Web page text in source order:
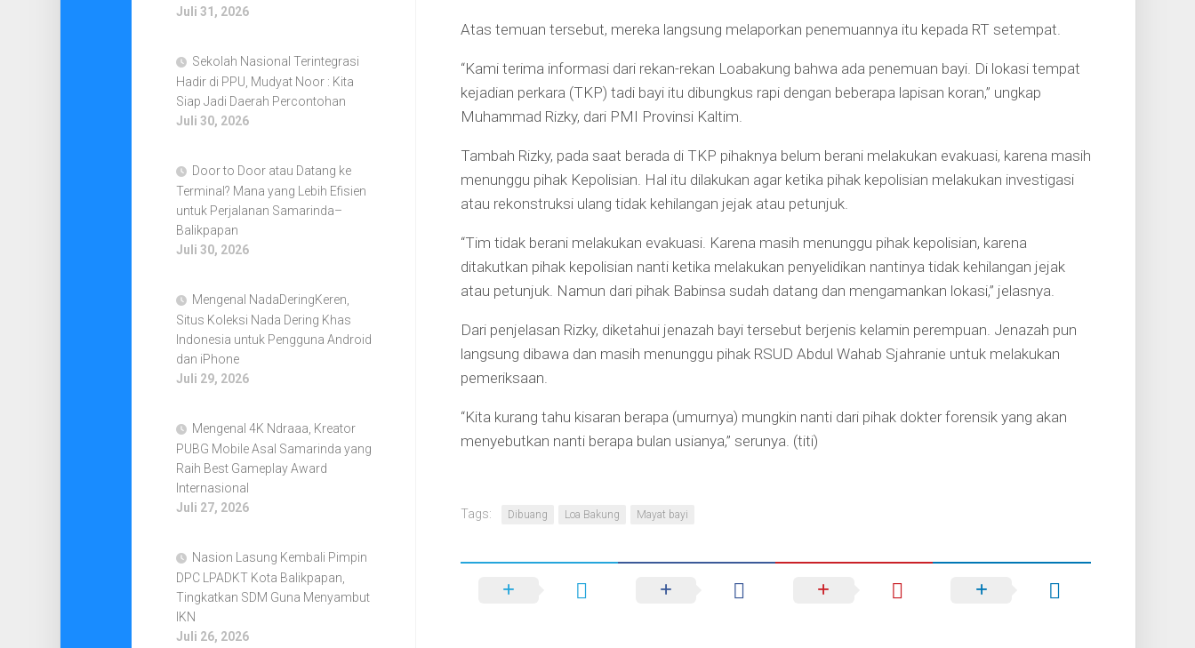
Atas temuan tersebut, mereka langsung melaporkan penemuannya itu kepada RT setempat.
“Kami terima informasi dari rekan-rekan Loabakung bahwa ada penemuan bayi. Di lokasi tempat
kejadian perkara (TKP) tadi bayi itu dibungkus rapi dengan beberapa lapisan koran,” ungkap
Muhammad Rizky, dari PMI Provinsi Kaltim.
Tambah Rizky, pada saat berada di TKP pihaknya belum berani melakukan evakuasi, karena masih
menunggu pihak Kepolisian. Hal itu dilakukan agar ketika pihak kepolisian melakukan investigasi
atau rekonstruksi ulang tidak kehilangan jejak atau petunjuk.
“Tim tidak berani melakukan evakuasi. Karena masih menunggu pihak kepolisian, karena
ditakutkan pihak kepolisian nanti ketika melakukan penyelidikan nantinya tidak kehilangan jejak
atau petunjuk. Namun dari pihak Babinsa sudah datang dan mengamankan lokasi,” jelasnya.
Dari penjelasan Rizky, diketahui jenazah bayi tersebut berjenis kelamin perempuan. Jenazah pun
langsung dibawa dan masih menunggu pihak RSUD Abdul Wahab Sjahranie untuk melakukan
pemeriksaan.
“Kita kurang tahu kisaran berapa (umurnya) mungkin nanti dari pihak dokter forensik yang akan
menyebutkan nanti berapa bulan usianya,” serunya. (titi)
Tags: Dibuang Loa Bakung Mayat bayi
Juli 31, 2026
Sekolah Nasional Terintegrasi
Hadir di PPU, Mudyat Noor : Kita
Siap Jadi Daerah Percontohan
Juli 30, 2026
Door to Door atau Datang ke
Terminal? Mana yang Lebih Efisien
untuk Perjalanan Samarinda–
Balikpapan
Juli 30, 2026
Mengenal NadaDeringKeren,
Situs Koleksi Nada Dering Khas
Indonesia untuk Pengguna Android
dan iPhone
Juli 29, 2026
Mengenal 4K Ndraaa, Kreator
PUBG Mobile Asal Samarinda yang
Raih Best Gameplay Award
Internasional
Juli 27, 2026
Nasion Lasung Kembali Pimpin
DPC LPADKT Kota Balikpapan,
Tingkatkan SDM Guna Menyambut
IKN
Juli 26, 2026